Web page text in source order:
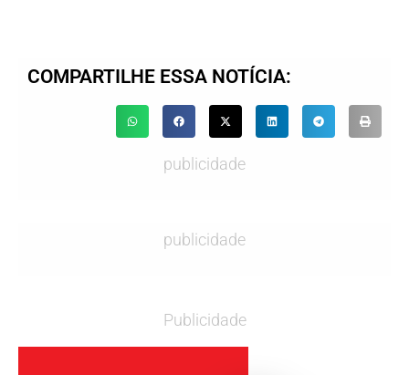
COMPARTILHE ESSA NOTÍCIA:
publicidade
publicidade
Publicidade